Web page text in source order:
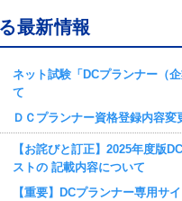
最新情報
ネット試験「DCプランナー（
て
ＤＣプランナー資格登録内容
【お詫びと訂正】2025年度版
ストの 記載内容について
【重要】DCプランナー専用サ